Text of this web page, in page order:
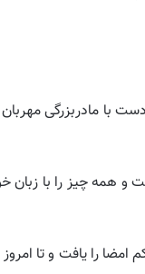
پسرکی نوجوان از طبقه فرودست با مادربزرگی
و همه چیز را با
را یافت و تا امروز